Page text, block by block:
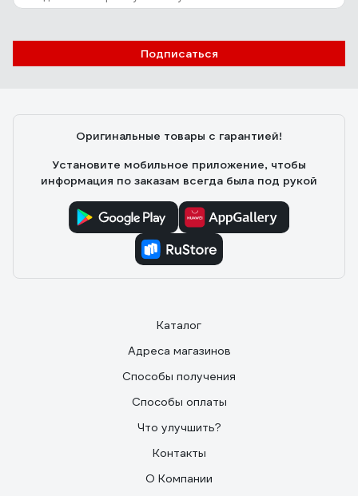
Подписаться
Оригинальные товары с гарантией!
Установите мобильное приложение, чтобы
информация по заказам всегда была под рукой
Каталог
Адреса магазинов
Способы получения
Способы оплаты
Что улучшить?
Контакты
О Компании